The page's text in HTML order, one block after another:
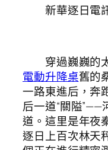
新華逐日電
穿過巍巍的
電動升降桌舊的
一路東進后，奔
后一道“關隘”——
道。這里是年夜
逐日上百次林天